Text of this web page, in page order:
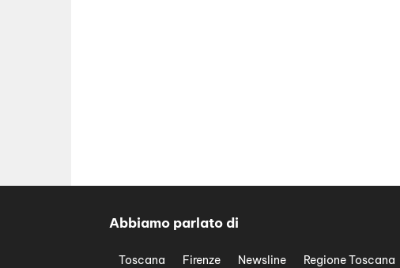
Abbiamo parlato di
Toscana Firenze Newsline Regione Toscana